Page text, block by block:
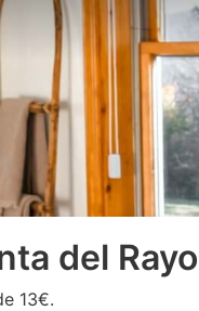
del Rayo
13€.